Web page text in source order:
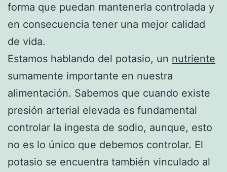
forma que puedan mantenerla controlada y
en consecuencia tener una mejor calidad
de vida.
Estamos hablando del potasio, un nutriente
sumamente importante en nuestra
alimentación. Sabemos que cuando existe
presión arterial elevada es fundamental
controlar la ingesta de sodio, aunque, esto
no es lo único que debemos controlar. El
potasio se encuentra también vinculado al